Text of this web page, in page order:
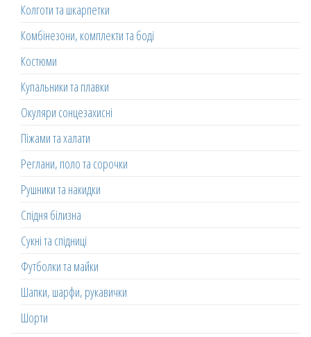
Колготи та шкарпетки
Комбінезони, комплекти та боді
Костюми
Купальники та плавки
Окуляри сонцезахисні
Піжами та халати
Реглани, поло та сорочки
Рушники та накидки
Спідня білизна
Сукні та спідниці
Футболки та майки
Шапки, шарфи, рукавички
Шорти